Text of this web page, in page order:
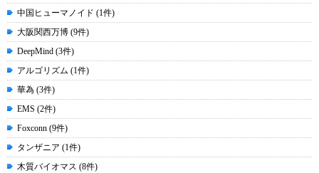
中国ヒューマノイド (1件)
大阪関西万博 (9件)
DeepMind (3件)
アルゴリズム (1件)
華為 (3件)
EMS (2件)
Foxconn (9件)
タンザニア (1件)
木質バイオマス (8件)